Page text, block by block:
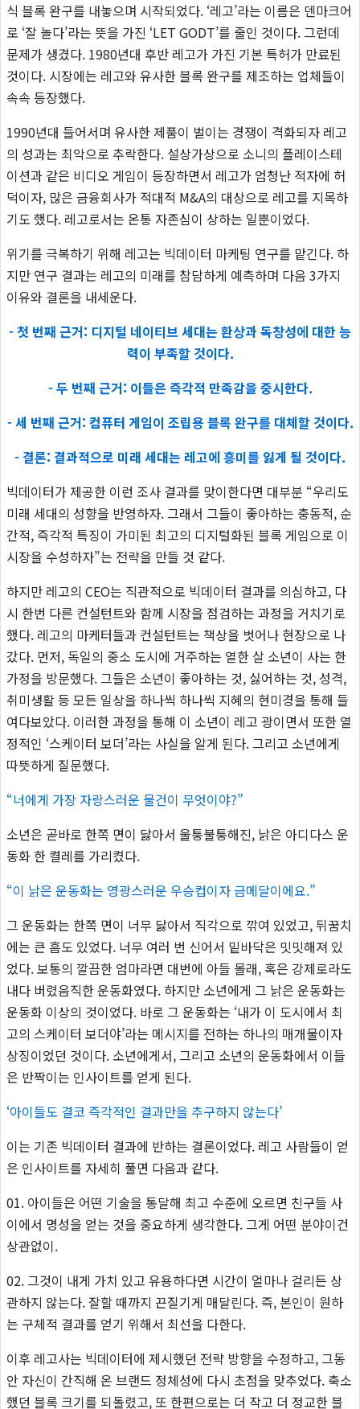
식 블록 완구를 내놓으며 시작되었다. ‘레고’라는 이름은 덴마크어
로 ‘잘 놀다’라는 뜻을 가진 ‘LET GODT’를 줄인 것이다. 그런데
문제가 생겼다. 1980년대 후반 레고가 가진 기본 특허가 만료된
것이다. 시장에는 레고와 유사한 블록 완구를 제조하는 업체들이
속속 등장했다.
1990년대 들어서며 유사한 제품이 벌이는 경쟁이 격화되자 레고
의 성과는 최악으로 추락한다. 설상가상으로 소니의 플레이스테
이션과 같은 비디오 게임이 등장하면서 레고가 엄청난 적자에 허
덕이자, 많은 금융회사가 적대적 M&A의 대상으로 레고를 지목하
기도 했다. 레고로서는 온통 자존심이 상하는 일뿐이었다.
위기를 극복하기 위해 레고는 빅데이터 마케팅 연구를 맡긴다. 하
지만 연구 결과는 레고의 미래를 참담하게 예측하며 다음 3가지
이유와 결론을 내세운다.
- 첫 번째 근거: 디지털 네이티브 세대는 환상과 독창성에 대한 능
력이 부족할 것이다.
- 두 번째 근거: 이들은 즉각적 만족감을 중시한다.
- 세 번째 근거: 컴퓨터 게임이 조립용 블록 완구를 대체할 것이다.
- 결론: 결과적으로 미래 세대는 레고에 흥미를 잃게 될 것이다.
빅데이터가 제공한 이런 조사 결과를 맞이한다면 대부분 “우리도
미래 세대의 성향을 반영하자. 그래서 그들이 좋아하는 충동적, 순
간적, 즉각적 특징이 가미된 최고의 디지털화된 블록 게임으로 이
시장을 수성하자”는 전략을 만들 것 같다.
하지만 레고의 CEO는 직관적으로 빅데이터 결과를 의심하고, 다
시 한번 다른 컨설턴트와 함께 시장을 점검하는 과정을 거치기로
했다. 레고의 마케터들과 컨설턴트는 책상을 벗어나 현장으로 나
갔다. 먼저, 독일의 중소 도시에 거주하는 열한 살 소년이 사는 한
가정을 방문했다. 그들은 소년이 좋아하는 것, 싫어하는 것, 성격,
취미생활 등 모든 일상을 하나씩 하나씩 지혜의 현미경을 통해 들
여다보았다. 이러한 과정을 통해 이 소년이 레고 광이면서 또한 열
정적인 ‘스케이터 보더’라는 사실을 알게 된다. 그리고 소년에게
따뜻하게 질문했다.
“너에게 가장 자랑스러운 물건이 무엇이야?”
소년은 곧바로 한쪽 면이 닳아서 울퉁불퉁해진, 낡은 아디다스 운
동화 한 켤레를 가리켰다.
“이 낡은 운동화는 영광스러운 우승컵이자 금메달이에요.”
그 운동화는 한쪽 면이 너무 닳아서 직각으로 깎여 있었고, 뒤꿈치
에는 큰 흠도 있었다. 너무 여러 번 신어서 밑바닥은 밋밋해져 있
었다. 보통의 깔끔한 엄마라면 대번에 아들 몰래, 혹은 강제로라도
내다 버렸음직한 운동화였다. 하지만 소년에게 그 낡은 운동화는
운동화 이상의 것이었다. 바로 그 운동화는 ‘내가 이 도시에서 최
고의 스케이터 보더야’라는 메시지를 전하는 하나의 매개물이자
상징이었던 것이다. 소년에게서, 그리고 소년의 운동화에서 이들
은 반짝이는 인사이트를 얻게 된다.
‘아이들도 결코 즉각적인 결과만을 추구하지 않는다’
이는 기존 빅데이터 결과에 반하는 결론이었다. 레고 사람들이 얻
은 인사이트를 자세히 풀면 다음과 같다.
01. 아이들은 어떤 기술을 통달해 최고 수준에 오르면 친구들 사
이에서 명성을 얻는 것을 중요하게 생각한다. 그게 어떤 분야이건
상관없이.
02. 그것이 내게 가치 있고 유용하다면 시간이 얼마나 걸리든 상
관하지 않는다. 잘할 때까지 끈질기게 매달린다. 즉, 본인이 원하
는 구체적 결과를 얻기 위해서 최선을 다한다.
이후 레고사는 빅데이터에 제시했던 전략 방향을 수정하고, 그동
안 자신이 간직해 온 브랜드 정체성에 다시 초점을 맞추었다. 축소
했던 블록 크기를 되돌렸고, 또 한편으로는 더 작고 더 정교한 블